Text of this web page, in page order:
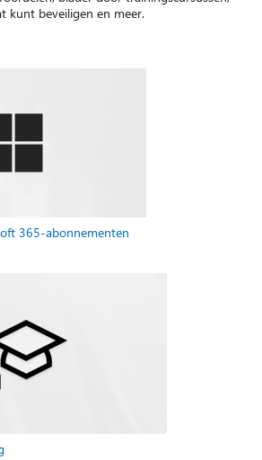
kunt beveiligen en meer.
365-abonnementen